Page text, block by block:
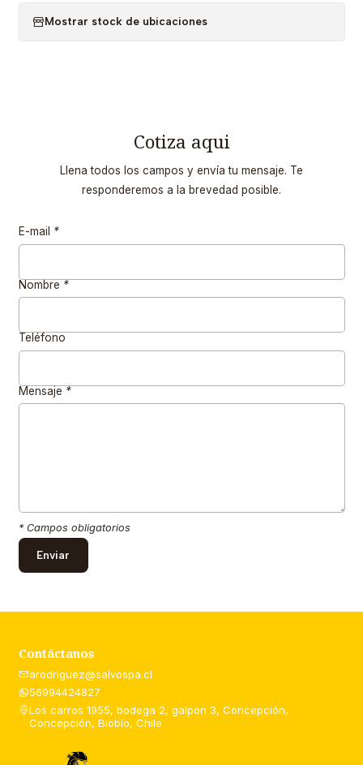
Mostrar stock de ubicaciones
Cotiza aqui
Llena todos los campos y envía tu mensaje. Te
responderemos a la brevedad posible.
E-mail *
Nombre *
Teléfono
Mensaje *
* Campos obligatorios
Contáctanos
arodriguez@salvospa.cl
56994424827
Los carros 1955, bodega 2, galpon 3, Concepción,
Concepción, Biobío, Chile